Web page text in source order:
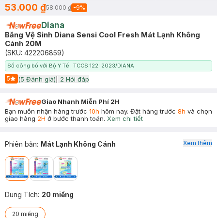
53.000 ₫58.000 ₫ -9%
Diana
Băng Vệ Sinh Diana Sensi Cool Fresh Mát Lạnh Không
Cánh 20M
(SKU: 422206859)
Số công bố với Bộ Y Tế : TCCS 122: 2023/DIANA
5
Start Icon
(5 Đánh giá) 2 Hỏi đáp
Giao Nhanh Miễn Phí 2H
Bạn muốn nhận hàng trước 10h hôm nay. Đặt hàng trước 8h và chọn
giao hàng 2H ở bước thanh toán. Xem chi tiết
Phiên bản: Mát Lạnh Không Cánh
Dung Tích: 20 miếng
20 miếng
Xem thêm